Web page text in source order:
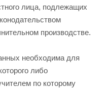
лица, подлежащих
производстве.
необходима для
либо
по которому